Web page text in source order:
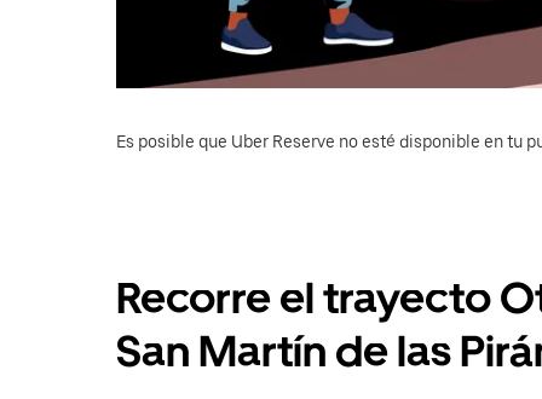
Es posible que Uber Reserve no esté disponible en tu
Recorre el trayecto
San Martín de las